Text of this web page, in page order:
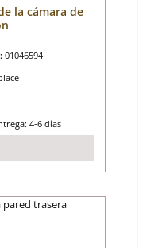
la cámara de
01046594
4-6 días